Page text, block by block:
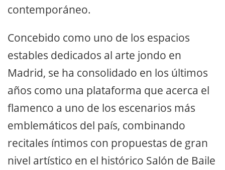
contemporáneo.
Concebido como uno de los espacios
estables dedicados al arte jondo en
Madrid, se ha consolidado en los últimos
años como una plataforma que acerca el
flamenco a uno de los escenarios más
emblemáticos del país, combinando
recitales íntimos con propuestas de gran
nivel artístico en el histórico Salón de Baile